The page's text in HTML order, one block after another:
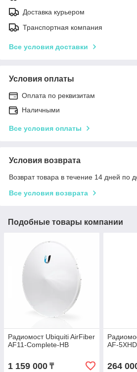
Доставка курьером
Транспортная компания
Все условия доставки
Условия оплаты
Оплата по реквизитам
Наличными
Все условия оплаты
Условия возврата
Возврат товара в течение 14 дней по
Все условия возврата
Подобные товары компании
Радиомост Ubiquiti AirFiber
AF11-Complete-HB
1 159 000 ₸
AF-5XHD
264